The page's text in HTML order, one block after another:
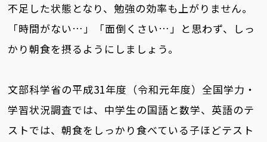
不足した状態となり、勉強の効率も上がりません。
「時間がない…」「面倒くさい…」と思わず、しっ
かり朝食を摂るようにしましょう。
文部科学省の平成31年度（令和元年度）全国学力・
学習状況調査では、中学生の国語と数学、英語のテ
ストでは、朝食をしっかり食べている子ほどテスト